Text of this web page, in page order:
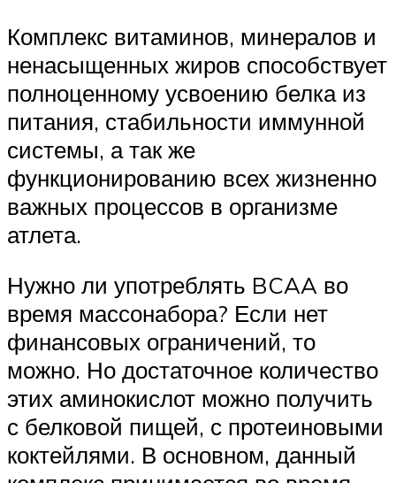
Комплекс витаминов, минералов и
ненасыщенных жиров способствует
полноценному усвоению белка из
питания, стабильности иммунной
системы, а так же
функционированию всех жизненно
важных процессов в организме
атлета.
Нужно ли употреблять BCAA во
время массонабора? Если нет
финансовых ограничений, то
можно. Но достаточное количество
этих аминокислот можно получить
с белковой пищей, с протеиновыми
коктейлями. В основном, данный